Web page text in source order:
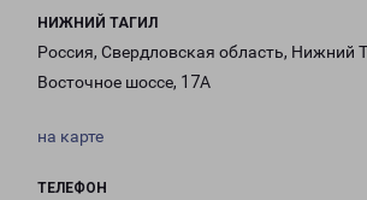
НИЖНИЙ ТАГИЛ
Россия, Свердловская область, Нижний
Восточное шоссе, 17А
на карте
ТЕЛЕФОН